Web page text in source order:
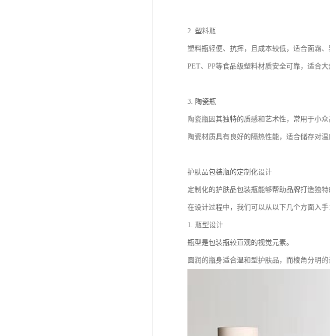
2. 塑料瓶
塑料瓶轻便、抗摔，且成本较低，适合面霜、
PET、PP等食品级塑料材质安全可靠，适合
3. 陶瓷瓶
陶瓷瓶因其独特的质感和艺术性，常用于小众
陶瓷材质具有良好的隔热性能，适合储存对温
护肤品包装瓶的定制化设计
定制化的护肤品包装瓶能够帮助品牌打造独
在设计过程中，我们可以从以下几个方面入手
1. 瓶型设计
瓶型是包装瓶较直观的视觉元素。
圆润的瓶身适合温和型护肤品，而棱角分明